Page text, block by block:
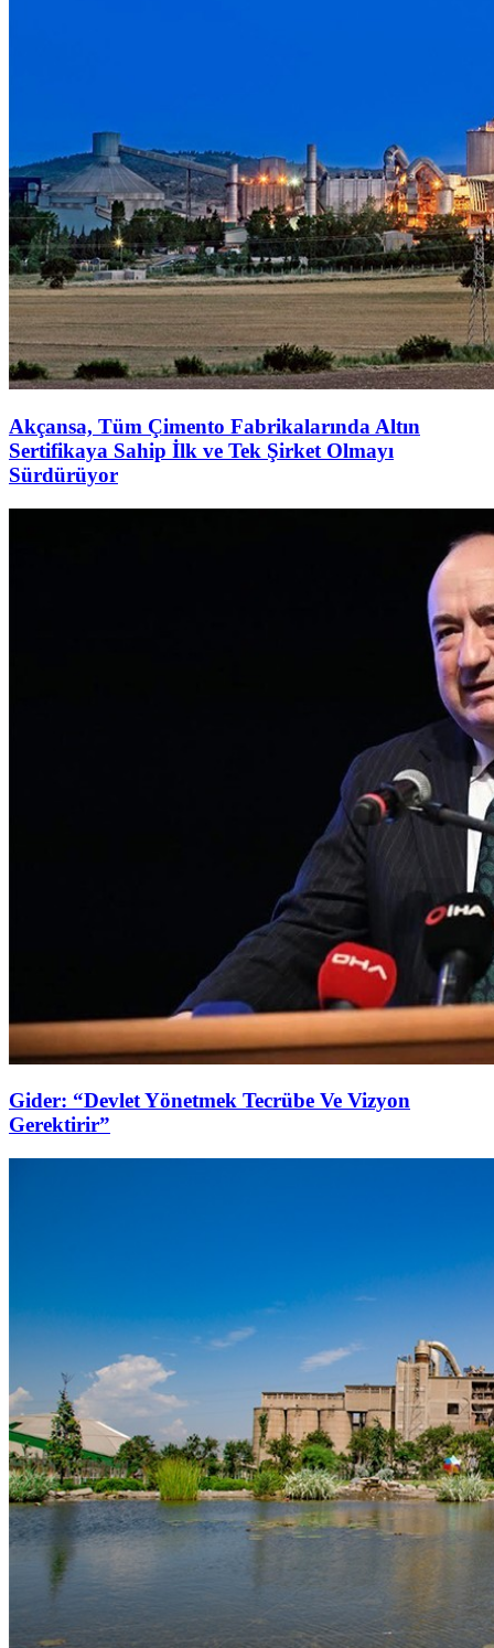
Akçansa, Tüm Çimento Fabrikalarında Altın
Sertifikaya Sahip İlk ve Tek Şirket Olmayı
Sürdürüyor
Gider: “Devlet Yönetmek Tecrübe Ve Vizyon
Gerektirir”